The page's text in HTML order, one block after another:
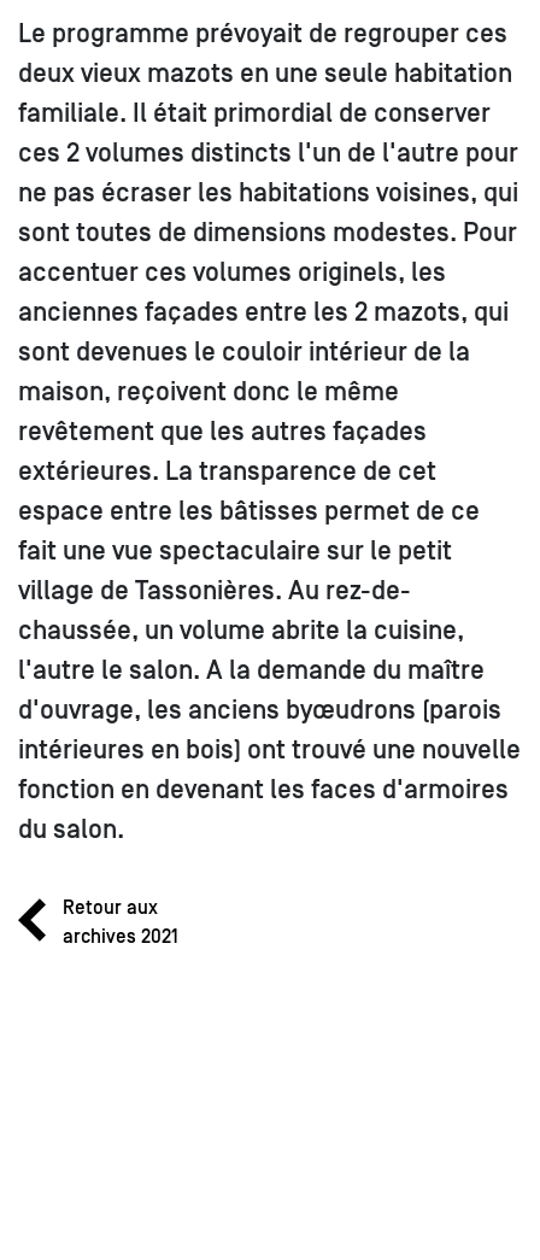
Le programme prévoyait de regrouper ces
deux vieux mazots en une seule habitation
familiale. Il était primordial de conserver
ces 2 volumes distincts l'un de l'autre pour
ne pas écraser les habitations voisines, qui
sont toutes de dimensions modestes. Pour
accentuer ces volumes originels, les
anciennes façades entre les 2 mazots, qui
sont devenues le couloir intérieur de la
maison, reçoivent donc le même
revêtement que les autres façades
extérieures. La transparence de cet
espace entre les bâtisses permet de ce
fait une vue spectaculaire sur le petit
village de Tassonières. Au rez-de-
chaussée, un volume abrite la cuisine,
l'autre le salon. A la demande du maître
d'ouvrage, les anciens byœudrons (parois
intérieures en bois) ont trouvé une nouvelle
fonction en devenant les faces d'armoires
du salon.
Retour aux
archives 2021